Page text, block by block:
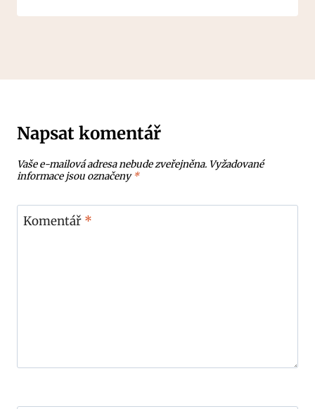
Napsat komentář
Vaše e-mailová adresa nebude zveřejněna. Vyžadované
informace jsou označeny*
Komentář *